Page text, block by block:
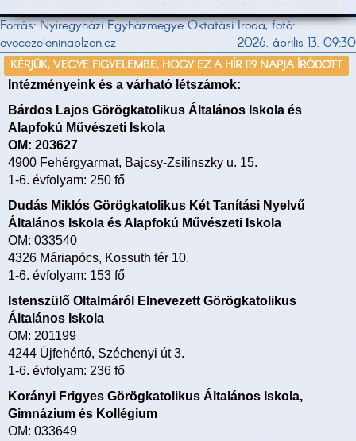
Forrás: Nyíregyházi Egyházmegye Oktatási Iroda, fotó:
ovocezeleninaplzen.cz
2026. április 13. 09:30
KÉRJÜK, VEGYE FIGYELEMBE, HOGY EZ A HÍR 119 NAPJA ÍRÓDOTT
Intézményeink és a várható létszámok:
Bárdos Lajos Görögkatolikus Általános Iskola és
Alapfokú Művészeti Iskola
OM: 203627
4900 Fehérgyarmat, Bajcsy-Zsilinszky u. 15.
1-6. évfolyam: 250 fő
Dudás Miklós Görögkatolikus Két Tanítási Nyelvű
Általános Iskola és Alapfokú Művészeti Iskola
OM: 033540
4326 Máriapócs, Kossuth tér 10.
1-6. évfolyam: 153 fő
Istenszülő Oltalmáról Elnevezett Görögkatolikus
Általános Iskola
OM: 201199
4244 Újfehértó, Széchenyi út 3.
1-6. évfolyam: 236 fő
Korányi Frigyes Görögkatolikus Általános Iskola,
Gimnázium és Kollégium
OM: 033649